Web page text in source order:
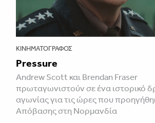
ΚΙΝΗΜΑΤΟΓΡΆΦΟΣ
Pressure
Andrew Scott και Brendan Fraser
πρωταγωνιστούν σε ένα ιστορικό
αγωνίας για τις ώρες που
Απόβασης στη Νορμανδία